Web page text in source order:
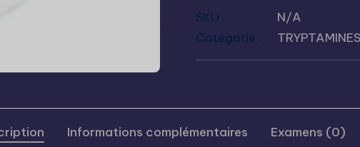
SKU :
N/A
Catégorie :
TRYPTAMINES
Informations complémentaires Examens (0)